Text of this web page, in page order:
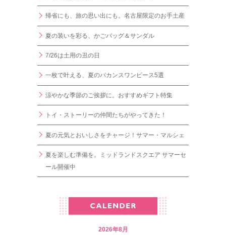
帰省にも、旅の思い出にも。名古屋限定のお手土産
夏の装いを彩る、かごバッグ＆サンダル
7/26は土用の丑の日
一枚で叶える、夏のバカンスワンピース5選
涼やかな季節のご挨拶に。おすすめギフト特集
トイ・ストーリーの仲間たちがやってきた！
夏の元気とおいしさをチャージ！サマー・マルシェ
夏を楽しむ準備を。ミッドランドスクエア サマーセ
ール開催中
2026年8月